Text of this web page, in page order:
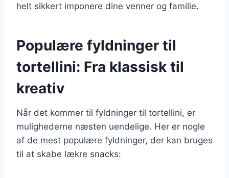
helt sikkert imponere dine venner og familie.
Populære fyldninger til
tortellini: Fra klassisk til
kreativ
Når det kommer til fyldninger til tortellini, er
mulighederne næsten uendelige. Her er nogle
af de mest populære fyldninger, der kan bruges
til at skabe lækre snacks: